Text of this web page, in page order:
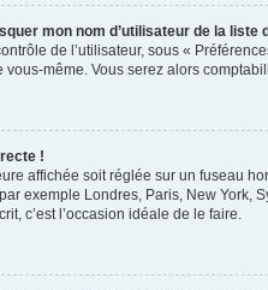
mon nom d’utilisateur de la liste
de l’utilisateur, sous «
vous-même. Vous serez alors
!
affichée soit réglée sur un fuseau
exemple Londres, Paris, New York,
c’est l’occasion idéale de le faire.